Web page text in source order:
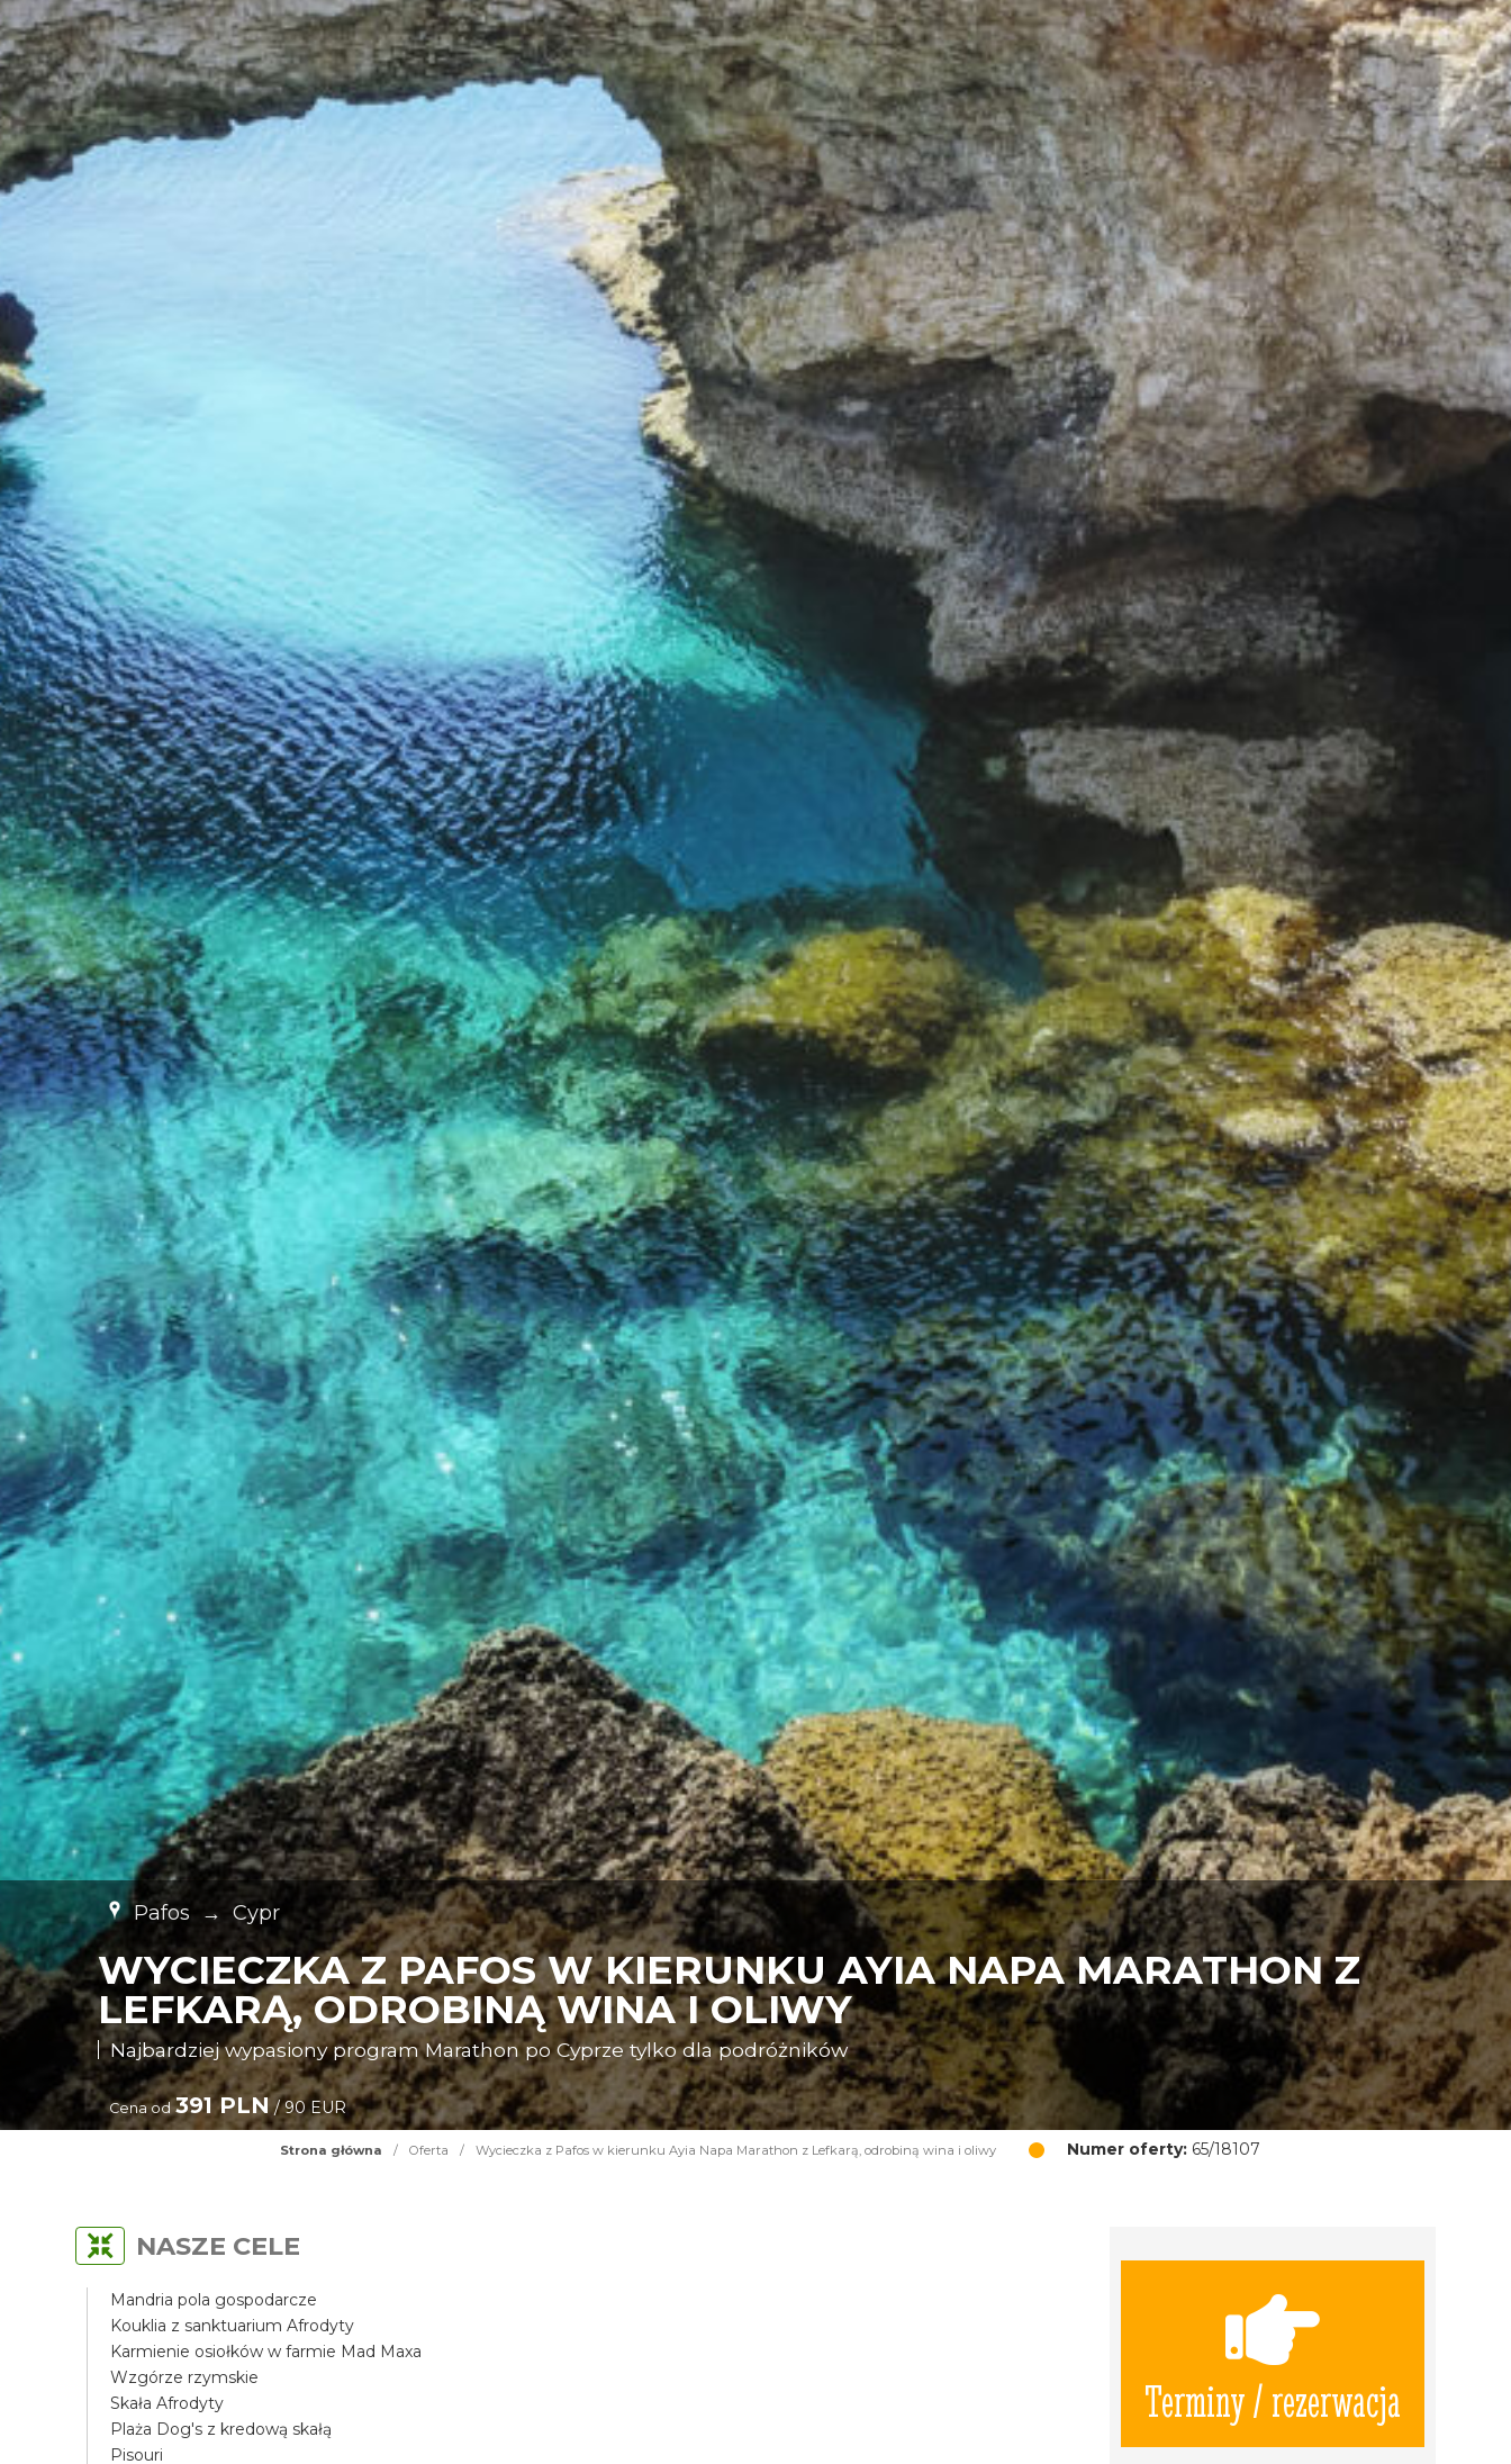
Pafos → Cypr
WYCIECZKA Z PAFOS W KIERUNKU AYIA NAPA MARATHON Z
LEFKARĄ, ODROBINĄ WINA I OLIWY
Najbardziej wypasiony program Marathon po Cyprze tylko dla podróżników
Cena od 391 PLN/ 90 EUR
Strona główna / Oferta / Wycieczka z Pafos w kierunku Ayia Napa Marathon z Lefkarą, odrobiną wina i oliwy Numer oferty:65/18107
Terminy / rezerwacja
NASZE CELE
Mandria pola gospodarcze
Kouklia z sanktuarium Afrodyty
Karmienie osiołków w farmie Mad Maxa
Wzgórze rzymskie
Skała Afrodyty
Plaża Dog's z kredową skałą
Pisouri